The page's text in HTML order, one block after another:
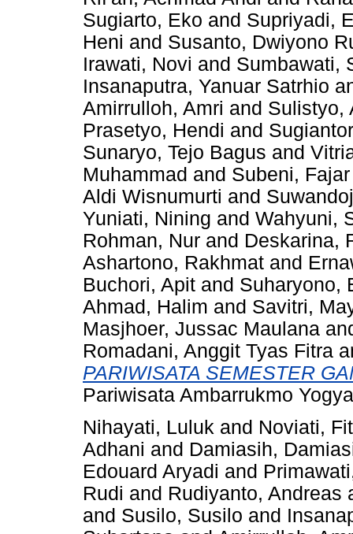
Sugiarto, Eko and Supriyadi,
Heni and Susanto, Dwiyono
Irawati, Novi and Sumbawati,
Insanaputra, Yanuar Satrhio
Amirrulloh, Amri and Sulistyo,
Prasetyo, Hendi and
Sunaryo, Tejo Bagus and
Muhammad and Subeni, Fajar
Aldi Wisnumurti and
Yuniati, Nining and Wahyuni,
Rohman, Nur and Deskarina,
Ashartono, Rakhmat and
Buchori, Apit and Suharyono,
Ahmad, Halim and Savitri,
Masjhoer, Jussac Maulana
Romadani, Anggit Tyas Fitra
PARIWISATA SEMESTER
Pariwisata Ambarrukmo
Nihayati, Luluk and Noviati,
Adhani and Damiasih,
Edouard Aryadi and
Rudi and Rudiyanto, Andreas
and Susilo, Susilo and